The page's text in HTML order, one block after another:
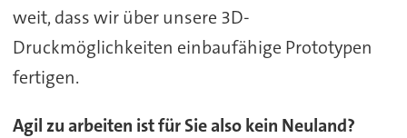
weit, dass wir über unsere 3D-
Druckmöglichkeiten einbaufähige Prototypen
fertigen.
Agil zu arbeiten ist für Sie also kein Neuland?